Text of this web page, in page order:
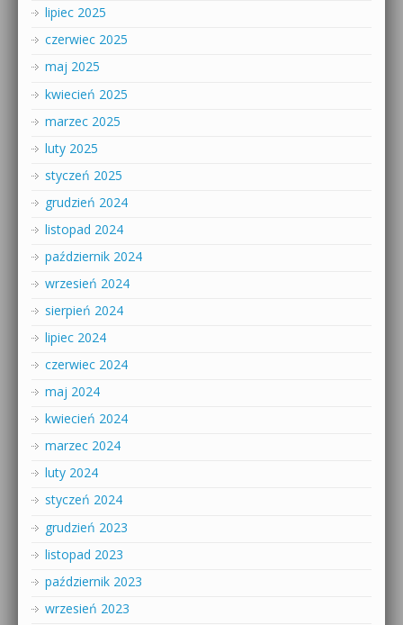
lipiec 2025
czerwiec 2025
maj 2025
kwiecień 2025
marzec 2025
luty 2025
styczeń 2025
grudzień 2024
listopad 2024
październik 2024
wrzesień 2024
sierpień 2024
lipiec 2024
czerwiec 2024
maj 2024
kwiecień 2024
marzec 2024
luty 2024
styczeń 2024
grudzień 2023
listopad 2023
październik 2023
wrzesień 2023